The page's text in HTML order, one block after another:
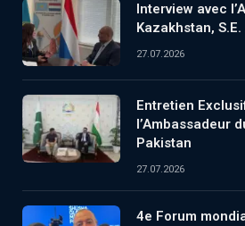
Interview avec
Kazakhstan,
27.07.2026
Entretien
l’Ambassadeur
Pakistan
27.07.2026
4e Forum